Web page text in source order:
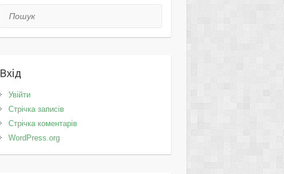
Пошук
Вхід
Увійти
Стрічка записів
Стрічка коментарів
WordPress.org